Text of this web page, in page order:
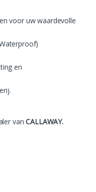
voor uw waardevolle
en
vanCALLAWAY.